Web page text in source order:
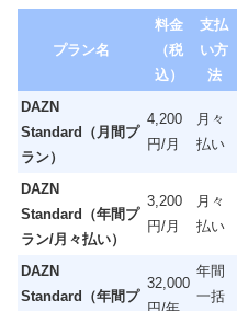
プラン名
料金
（税
込）
支払
い方
法
DAZN
Standard（月間プ
ラン）
4,200
円/月
月々
払い
DAZN
Standard（年間プ
ラン/月々払い）
3,200
円/月
月々
払い
DAZN
Standard（年間プ
32,000
年間
一括